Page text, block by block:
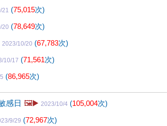
21 (75,015次)
20 (78,649次)
2023/10/20 (67,783次)
10/17 (71,561次)
(86,965次)
感日 🖼️▶️ 2023/10/4 (105,004次)
9/29 (72,967次)